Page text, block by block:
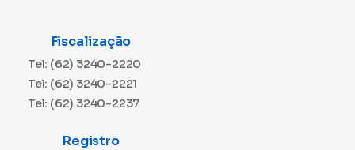
Fiscalização
Tel: (62) 3240-2220
Tel: (62) 3240-2221
Tel: (62) 3240-2237
Registro